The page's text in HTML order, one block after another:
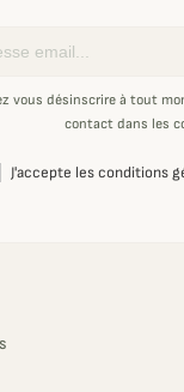
vous désinscrire à tout
contact dans les
J'accepte les conditions